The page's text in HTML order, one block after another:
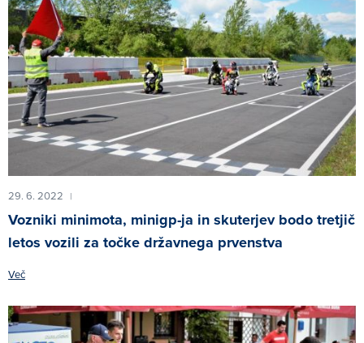
29. 6. 2022 |
Vozniki minimota, minigp-ja in skuterjev bodo tretjič
letos vozili za točke državnega prvenstva
Več